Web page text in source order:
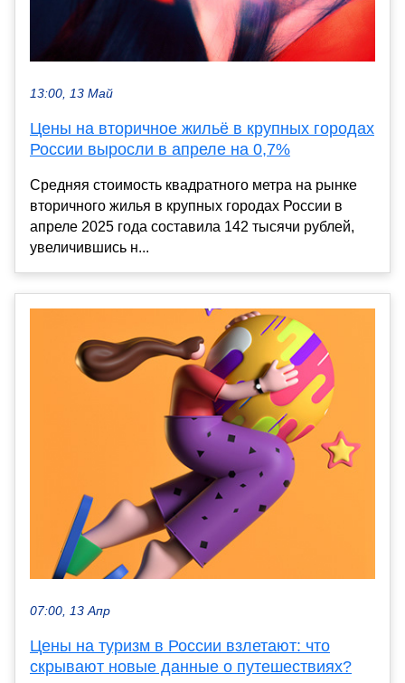
13:00, 13 Май
Цены на вторичное жильё в крупных городах
России выросли в апреле на 0,7%
Средняя стоимость квадратного метра на рынке
вторичного жилья в крупных городах России в
апреле 2025 года составила 142 тысячи рублей,
увеличившись н...
07:00, 13 Апр
Цены на туризм в России взлетают: что
скрывают новые данные о путешествиях?